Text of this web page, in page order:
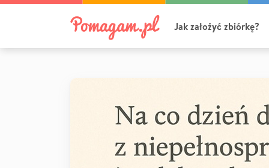
Jak założyć zbiórkę?